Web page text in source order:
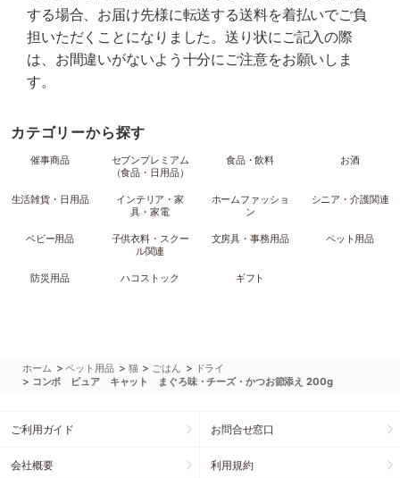
する場合、お届け先様に転送する送料を着払いでご負
担いただくことになりました。送り状にご記入の際
は、お間違いがないよう十分にご注意をお願いしま
す。
カテゴリーから探す
催事商品
セブンプレミアム
（食品・日用品）
食品・飲料 お酒
生活雑貨・日用品
インテリア・家
具・家電
ホームファッショ
ン
シニア・介護関連
ベビー用品
子供衣料・スクー
ル関連
文房具・事務用品 ペット用品
防災用品 ハコストック ギフト
ホーム >ペット用品 > 猫 > ごはん > ドライ
> コンボ ピュア キャット まぐろ味・チーズ・かつお節添え 200g
ご利用ガイド お問合せ窓口
会社概要 利用規約